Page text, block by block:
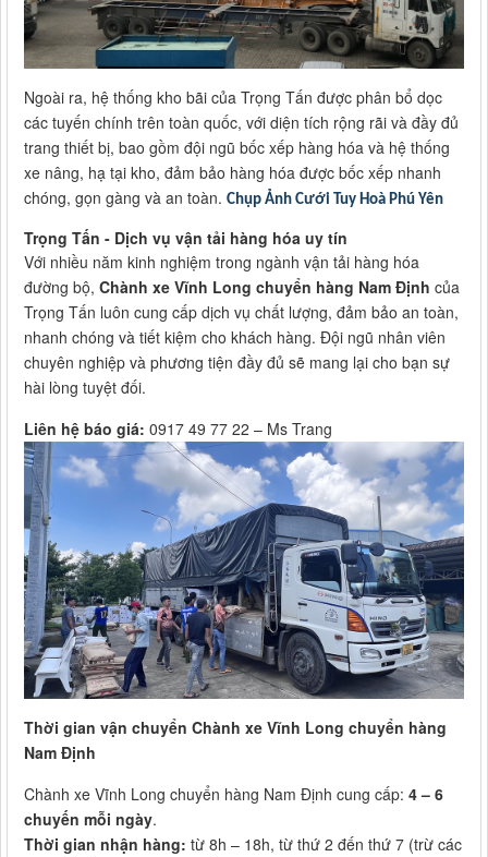
Ngoài ra, hệ thống kho bãi của Trọng Tấn được phân bổ dọc
các tuyến chính trên toàn quốc, với diện tích rộng rãi và đầy đủ
trang thiết bị, bao gồm đội ngũ bốc xếp hàng hóa và hệ thống
xe nâng, hạ tại kho, đảm bảo hàng hóa được bốc xếp nhanh
chóng, gọn gàng và an toàn. Chụp Ảnh Cưới Tuy Hoà Phú Yên
Trọng Tấn - Dịch vụ vận tải hàng hóa uy tín
Với nhiều năm kinh nghiệm trong ngành vận tải hàng hóa
đường bộ, Chành xe Vĩnh Long chuyển hàng Nam Định của
Trọng Tấn luôn cung cấp dịch vụ chất lượng, đảm bảo an toàn,
nhanh chóng và tiết kiệm cho khách hàng. Đội ngũ nhân viên
chuyên nghiệp và phương tiện đầy đủ sẽ mang lại cho bạn sự
hài lòng tuyệt đối.
Liên hệ báo giá: 0917 49 77 22 – Ms Trang
Thời gian vận chuyển Chành xe Vĩnh Long chuyển hàng
Nam Định
Chành xe Vĩnh Long chuyển hàng Nam Định cung cấp: 4 – 6
chuyến mỗi ngày.
Thời gian nhận hàng: từ 8h – 18h, từ thứ 2 đến thứ 7 (trừ các